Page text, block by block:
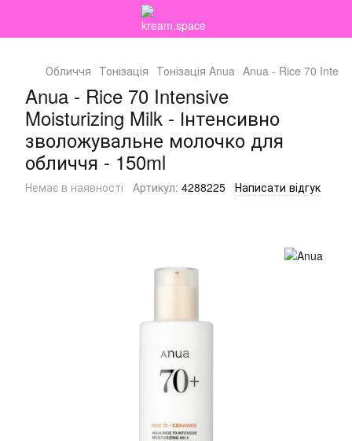
Обличчя Тонізація Тонізація Anua Anua - Rice 70
Anua - Rice 70 Intensive
Moisturizing Milk - Інтенсивно
зволожувальне молочко для
обличчя - 150ml
Немає в наявності Артикул: 4288225 Написати відгук